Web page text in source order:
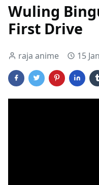
Wuling
First Drive
raja anime 15